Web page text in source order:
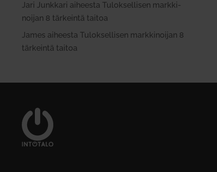
Jari Junkkari aiheesta Tulok­sel­lisen mark­ki­
noijan 8 tär­keintä taitoa
James aiheesta Tulok­sel­lisen mark­ki­noijan 8
tär­keintä taitoa